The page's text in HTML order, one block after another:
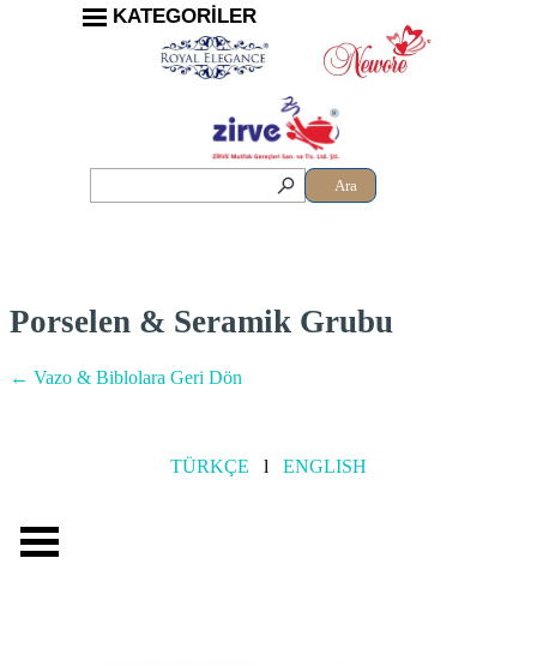
Ara
KATEGORİLER
Porselen & Seramik Grubu
← Vazo & Biblolara Geri Dön
TÜRKÇE l ENGLISH